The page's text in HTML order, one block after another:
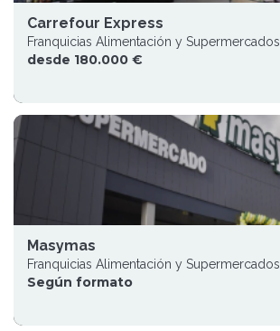
Carrefour Express
Franquicias Alimentación y Supermercados
desde 180.000 €
Masymas
Franquicias Alimentación y Supermercados
Según formato